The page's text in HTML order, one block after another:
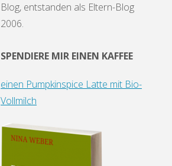
Blog, entstanden als Eltern-Blog
2006.
SPENDIERE MIR EINEN KAFFEE
einen Pumpkinspice Latte mit Bio-
Vollmilch